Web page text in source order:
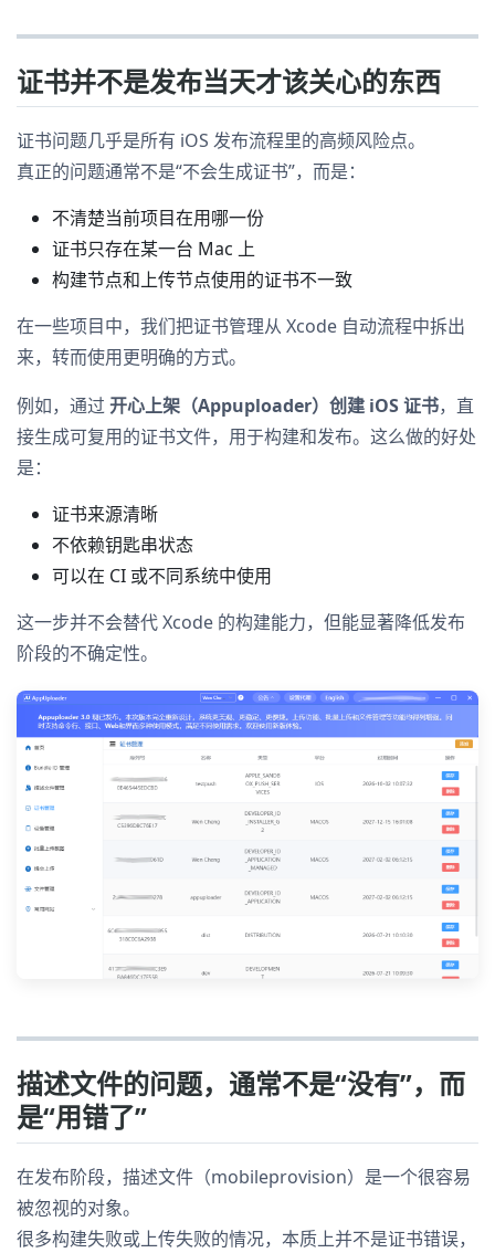
证书并不是发布当天才该关心的东西
证书问题几乎是所有 iOS 发布流程里的高频风险点。
真正的问题通常不是“不会生成证书”，而是：
不清楚当前项目在用哪一份
证书只存在某一台 Mac 上
构建节点和上传节点使用的证书不一致
在一些项目中，我们把证书管理从 Xcode 自动流程中拆出
来，转而使用更明确的方式。
例如，通过 开心上架（Appuploader）创建 iOS 证书，直
接生成可复用的证书文件，用于构建和发布。这么做的好处
是：
证书来源清晰
不依赖钥匙串状态
可以在 CI 或不同系统中使用
这一步并不会替代 Xcode 的构建能力，但能显著降低发布
阶段的不确定性。
描述文件的问题，通常不是“没有”，而
是“用错了”
在发布阶段，描述文件（mobileprovision）是一个很容易
被忽视的对象。
很多构建失败或上传失败的情况，本质上并不是证书错误，